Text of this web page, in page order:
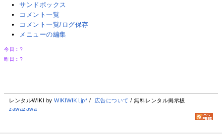
サンドボックス
コメント一覧
コメント一覧/ログ保存
メニューの編集
今日： ?
昨日： ?
レンタルWIKI byWIKIWIKI.jp* / 広告について / 無料レンタル掲示板
zawazawa